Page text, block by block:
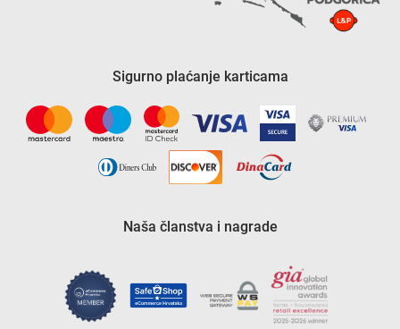
Sigurno plaćanje karticama
Naša članstva i nagrade